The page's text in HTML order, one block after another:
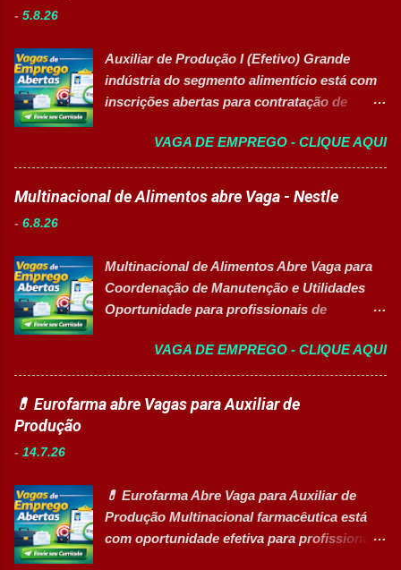
educacionais desenvolv...
em R$ 6,00 por hora-aula frequentada , ideal
para apoiar o desenvolvimento do aluno
durante todo o período de estudos. Opções
em Gestão e Serviços de Gastronomia
(Turma Vespertina) Aperfeiçoamento em
Gestão e Serviços de Gastronomia (Turma
Estrutura e Horários das Turmas
Gastronomia (Tarde): Aulas de 13h...
- 5.8.26
Auxiliar de Produção I (Efetivo) Grande
indústria do segmento alimentício está com
inscrições abertas para contratação de
AGORA Resumo da vaga Cargo: Auxiliar de
Produção I Empresa: Grupo 3Corações Tipo
de contratação: Efetivo (CLT) Modelo de
trabalho: Presencial Inscrições até: 10 de
(PcD) Principais atividades Preparar e
abastecer materiais para as linhas de
produção. Separar produtos e insumos
dos produtos acabados. Organizar e manter
o ambiente de trabalho limpo. Auxiliar
operadores nas atividades produtivas.
limpeza de equipamentos e da área
produtiva. Requisitos Ensino Médio
completo. Disponibilidade para trab...
VAGA DE EMPREGO - CLIQUE AQUI
Multinacional de Alimentos abre Vaga - Nestle
- 6.8.26
Multinacional de Alimentos Abre Vaga para
Coordenação de Manutenção e Utilidades
Oportunidade para profissionais de
e excelência operacional 👉 CANDIDATAR-
SE AGORA Sobre a Posição Líder mundial
no segmento de alimentos e bebidas busca
profissional qualificado para coordenar as
equipamentos, a gestão otimizada de
recursos energéticos e a liderança
estratégica em projetos de melhoria
VAGA DE EMPREGO - CLIQUE AQUI
💊 Eurofarma abre Vagas para Auxiliar de
Produção
- 14.7.26
💊 Eurofarma Abre Vaga para Auxiliar de
Produção Multinacional farmacêutica está
com oportunidade efetiva para profissionais